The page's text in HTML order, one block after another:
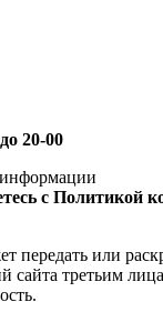
20-00
с Политикой
предоставленную
страны, на территории
деятельность.